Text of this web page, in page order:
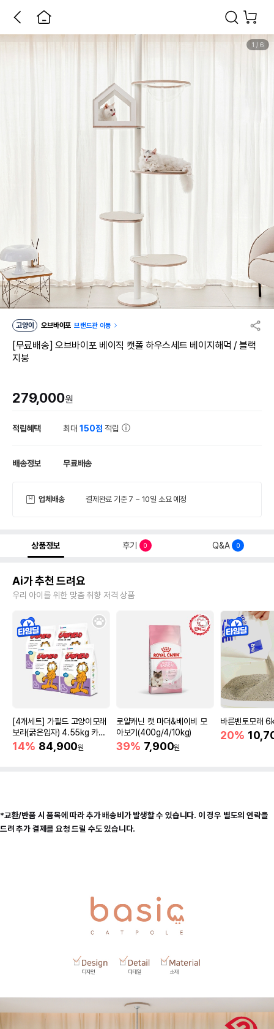
1 / 6
고양이 오브바이포 브랜드관 이동
[무료배송] 오브바이포 베이직 캣폴 하우스세트 베이지해먹 / 블랙
지붕
279,000원
적립혜택 최대150점 적립
배송정보 무료배송
업체배송 결제완료 기준 7 ~ 10일 소요 예정
상품정보 후기 0 Q&A 0
Ai가 추천 드려요
우리 아이를 위한 맞춤 취향 저격 상품
[4개세트] 가필드 고양이모래
보라(굵은입자) 4.55kg 카사
바모래
14% 84,900원
로얄캐닌 캣 마더&베이비 모
아보기(400g/4/10kg)
39% 7,900원
바른벤토모래
20%
*교환/반품 시 품목에 따라 추가 배송비가 발생할 수 있습니다. 이 경우 별도의 연락을
드려 추가 결제를 요청 드릴 수도 있습니다.